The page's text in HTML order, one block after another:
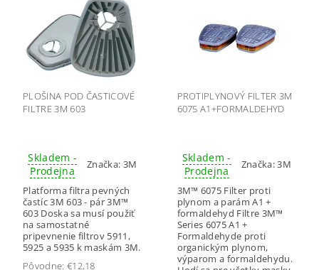
PLOŠINA POD ČASTICOVÉ
FILTRE 3M 603
Skladem -
Prodejna
Značka: 3M
Platforma filtra pevných
častíc 3M 603 - pár 3M™
603 Doska sa musí použiť
na samostatné
pripevnenie filtrov 5911,
5925 a 5935 k maskám 3M.
Pôvodne: €12,18
PROTIPLYNOVÝ FILTER 3M
6075 A1+FORMALDEHYD
Skladem -
Prodejna
Značka:3M
3M™ 6075 Filter proti
plynom a parám A1 +
formaldehyd Filtre 3M™
Series 6075 A1 +
Formaldehyde proti
organickým plynom,
výparom a formaldehydu.